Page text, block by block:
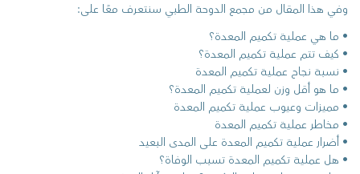
وفي هذا المقال من مجمع الدوحة الطبي سنتعرف معًا على:
• ما هي عملية تكميم المعدة؟
• كيف تتم عملية تكميم المعدة؟
• نسبة نجاح عملية تكميم المعدة
• ما هو أقل وزن لعملية تكميم المعدة؟
• مميزات وعيوب عملية تكميم المعدة
• مخاطر عملية تكميم المعدة
• أضرار عملية تكميم المعدة على المدى البعيد
• هل عملية تكميم المعدة تسبب الوفاة؟